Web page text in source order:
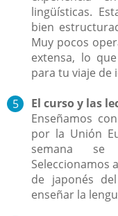
lingüísticas.
bien
Muy pocos
extensa, lo
para tu viaje de
El curso y las
Enseñamos
por la Unión
semana se
Seleccionamos
de japonés
enseñar la